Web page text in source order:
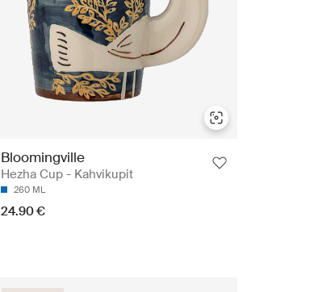
Bloomingville
Hezha Cup - Kahvikupit
260 ML
24.90 €